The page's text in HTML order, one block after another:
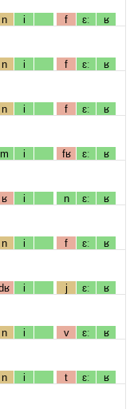
n i f ɛː ʁ
n i f ɛː ʁ
n i f ɛː ʁ
m i fʁ ɛː ʁ
ʁ i n ɛː ʁ
n i f ɛː ʁ
i j ɛː ʁ
n i v ɛː ʁ
n i t ɛː ʁ